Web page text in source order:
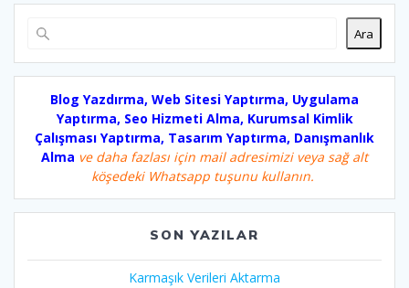
Ara
Blog Yazdırma, Web Sitesi Yaptırma, Uygulama
Yaptırma, Seo Hizmeti Alma, Kurumsal Kimlik
Çalışması Yaptırma, Tasarım Yaptırma, Danışmanlık
Alma ve daha fazlası için mail adresimizi veya sağ alt
köşedeki Whatsapp tuşunu kullanın.
SON YAZILAR
Karmaşık Verileri Aktarma